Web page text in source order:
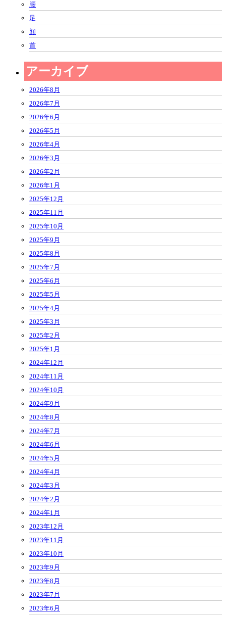
腰
足
顔
首
アーカイブ
2026年8月
2026年7月
2026年6月
2026年5月
2026年4月
2026年3月
2026年2月
2026年1月
2025年12月
2025年11月
2025年10月
2025年9月
2025年8月
2025年7月
2025年6月
2025年5月
2025年4月
2025年3月
2025年2月
2025年1月
2024年12月
2024年11月
2024年10月
2024年9月
2024年8月
2024年7月
2024年6月
2024年5月
2024年4月
2024年3月
2024年2月
2024年1月
2023年12月
2023年11月
2023年10月
2023年9月
2023年8月
2023年7月
2023年6月